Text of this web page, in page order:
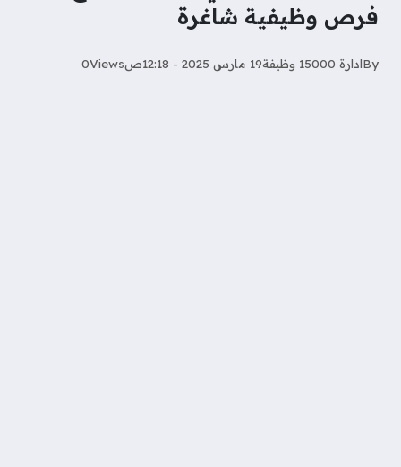
فرص وظيفية شاغرة
Byادارة 15000 وظيفة 19 مارس 2025 - 12:18ص Views
0